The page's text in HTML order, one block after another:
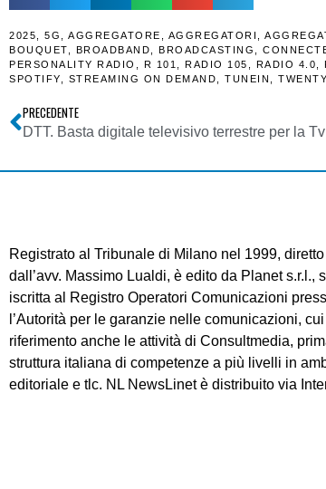
2025 5G AGGREGATORE AGGREGATORI
BOUQUET
BROADBAND BROADCASTING
PERSONALITY RADIO
R 101 RADIO 105 RADIO 4.0
SPOTIFY
STREAMING ON DEMAND TUNEIN
PRECEDENTE
Registrato al Tribunale di Milano nel 1999, diretto
dall’avv. Massimo Lualdi, è edito da Planet s.r.l.,
iscritta al Registro Operatori Comunicazioni
l’Autorità per le garanzie nelle comunicazioni,
riferimento anche le attività di Consultmedia,
struttura italiana di competenze a più livelli in
editoriale e tlc. NL NewsLinet è distribuito via